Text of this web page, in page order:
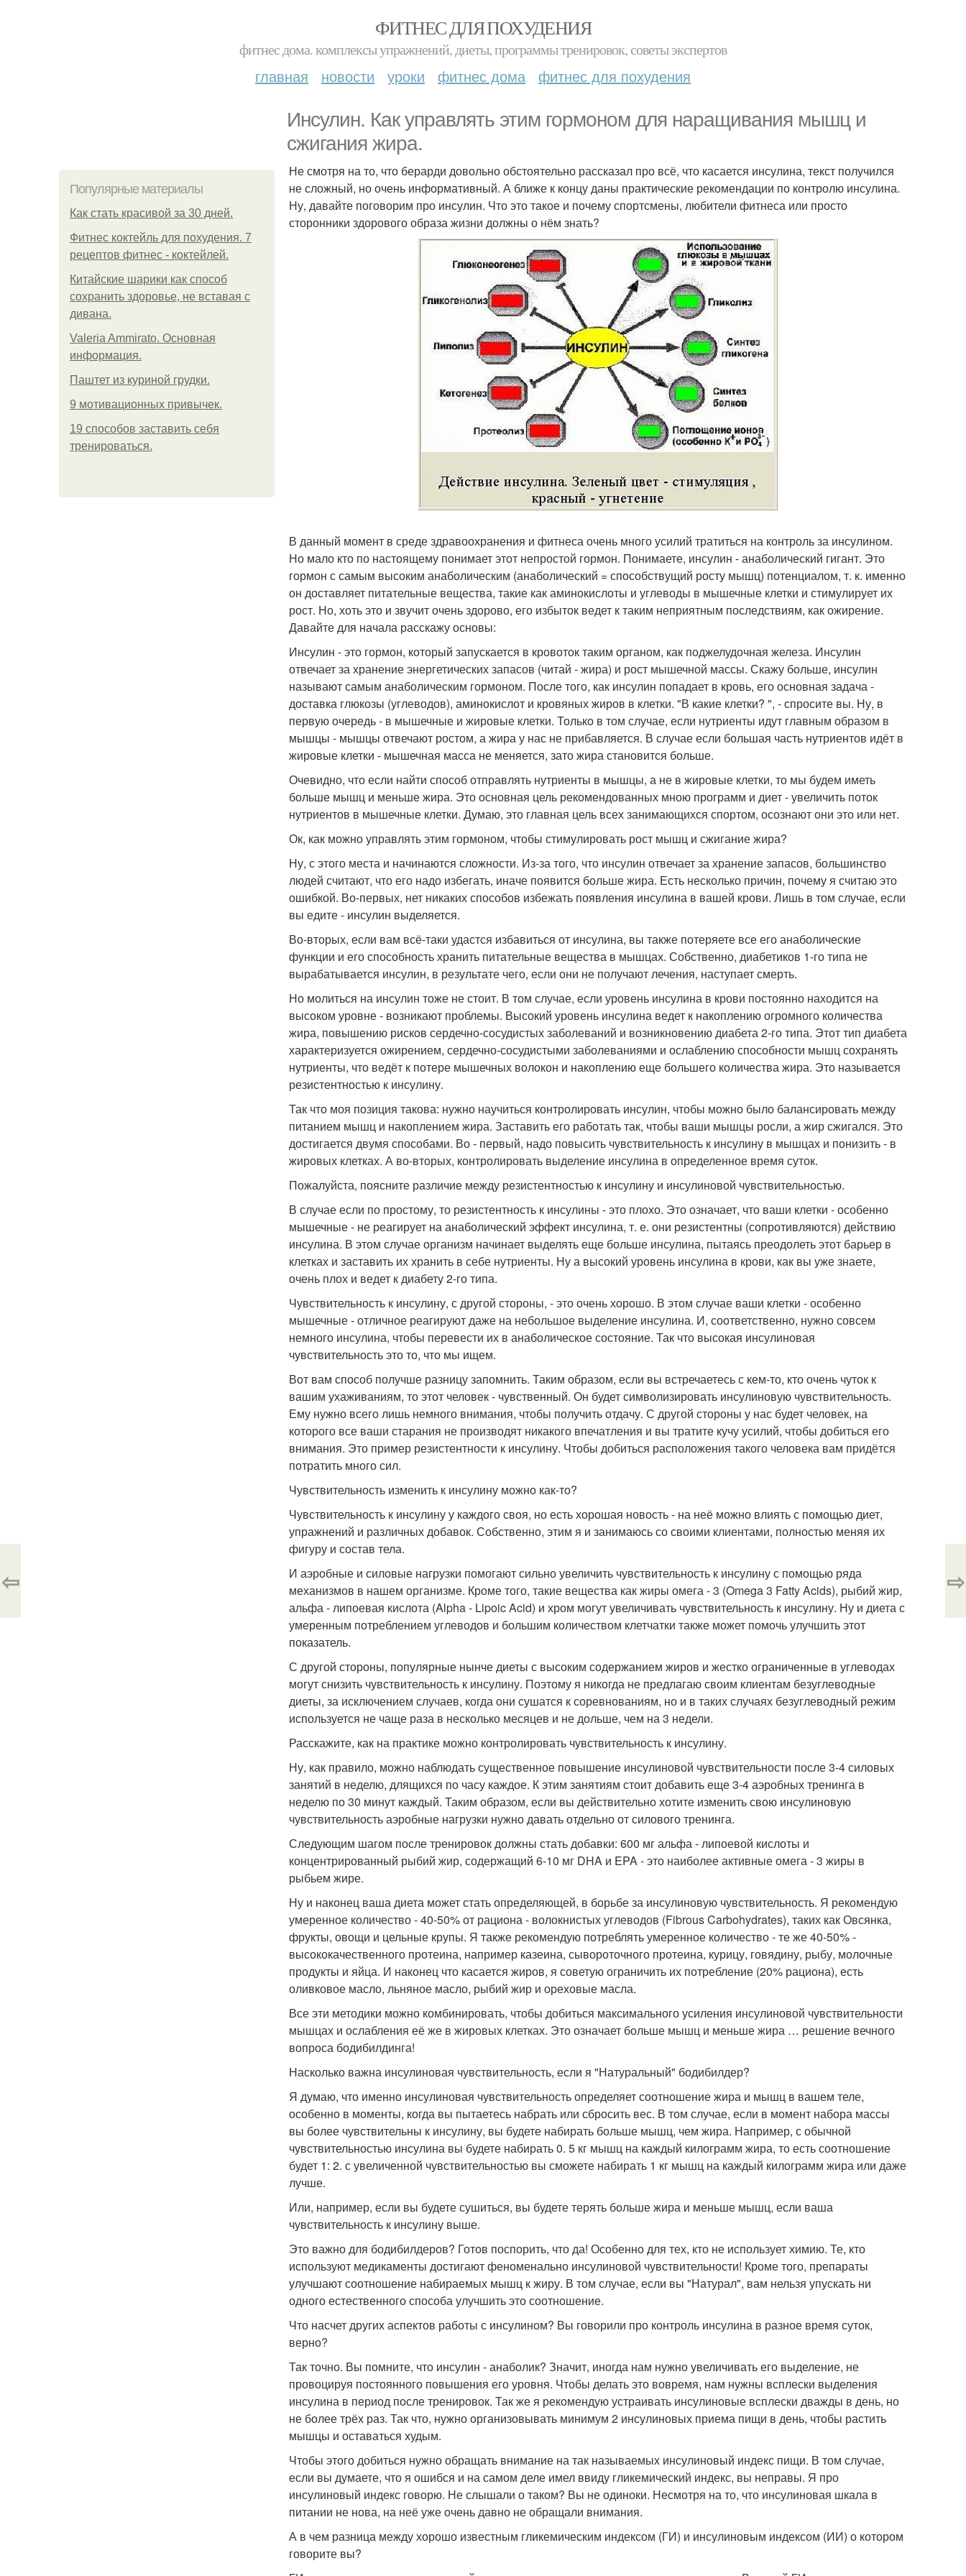
ФИТНЕС ДЛЯ ПОХУДЕНИЯ
фитнес дома. комплексы упражнений, диеты, программы тренировок, советы экспертов
главная новости уроки фитнес дома фитнес для похудения
Инсулин. Как управлять этим гормоном для наращивания мышц и
сжигания жира.
Популярные материалы
Как стать красивой за 30 дней.
Фитнес коктейль для похудения. 7
рецептов фитнес - коктейлей.
Китайские шарики как способ
сохранить здоровье, не вставая с
дивана.
Valeria Ammirato. Основная
информация.
Паштет из куриной грудки.
9 мотивационных привычек.
19 способов заставить себя
тренироваться.
Не смотря на то, что берарди довольно обстоятельно рассказал про всё, что касается инсулина, текст получился
не сложный, но очень информативный. А ближе к концу даны практические рекомендации по контролю инсулина.
Ну, давайте поговорим про инсулин. Что это такое и почему спортсмены, любители фитнеса или просто
сторонники здорового образа жизни должны о нём знать?
В данный момент в среде здравоохранения и фитнеса очень много усилий тратиться на контроль за инсулином.
Но мало кто по настоящему понимает этот непростой гормон. Понимаете, инсулин - анаболический гигант. Это
гормон с самым высоким анаболическим (анаболический = способствущий росту мышц) потенциалом, т. к. именно
он доставляет питательные вещества, такие как аминокислоты и углеводы в мышечные клетки и стимулирует их
рост. Но, хоть это и звучит очень здорово, его избыток ведет к таким неприятным последствиям, как ожирение.
Давайте для начала расскажу основы:
Инсулин - это гормон, который запускается в кровоток таким органом, как поджелудочная железа. Инсулин
отвечает за хранение энергетических запасов (читай - жира) и рост мышечной массы. Скажу больше, инсулин
называют самым анаболическим гормоном. После того, как инсулин попадает в кровь, его основная задача -
доставка глюкозы (углеводов), аминокислот и кровяных жиров в клетки. "В какие клетки? ", - спросите вы. Ну, в
первую очередь - в мышечные и жировые клетки. Только в том случае, если нутриенты идут главным образом в
мышцы - мышцы отвечают ростом, а жира у нас не прибавляется. В случае если большая часть нутриентов идёт в
жировые клетки - мышечная масса не меняется, зато жира становится больше.
Очевидно, что если найти способ отправлять нутриенты в мышцы, а не в жировые клетки, то мы будем иметь
больше мышц и меньше жира. Это основная цель рекомендованных мною программ и диет - увеличить поток
нутриентов в мышечные клетки. Думаю, это главная цель всех занимающихся спортом, осознают они это или нет.
Ок, как можно управлять этим гормоном, чтобы стимулировать рост мышц и сжигание жира?
Ну, с этого места и начинаются сложности. Из-за того, что инсулин отвечает за хранение запасов, большинство
людей считают, что его надо избегать, иначе появится больше жира. Есть несколько причин, почему я считаю это
ошибкой. Во-первых, нет никаких способов избежать появления инсулина в вашей крови. Лишь в том случае, если
вы едите - инсулин выделяется.
Во-вторых, если вам всё-таки удастся избавиться от инсулина, вы также потеряете все его анаболические
функции и его способность хранить питательные вещества в мышцах. Собственно, диабетиков 1-го типа не
вырабатывается инсулин, в результате чего, если они не получают лечения, наступает смерть.
Но молиться на инсулин тоже не стоит. В том случае, если уровень инсулина в крови постоянно находится на
высоком уровне - возникают проблемы. Высокий уровень инсулина ведет к накоплению огромного количества
жира, повышению рисков сердечно-сосудистых заболеваний и возникновению диабета 2-го типа. Этот тип диабета
характеризуется ожирением, сердечно-сосудистыми заболеваниями и ослаблению способности мышц сохранять
нутриенты, что ведёт к потере мышечных волокон и накоплению еще большего количества жира. Это называется
резистентностью к инсулину.
Так что моя позиция такова: нужно научиться контролировать инсулин, чтобы можно было балансировать между
питанием мышц и накоплением жира. Заставить его работать так, чтобы ваши мышцы росли, а жир сжигался. Это
достигается двумя способами. Во - первый, надо повысить чувствительность к инсулину в мышцах и понизить - в
жировых клетках. А во-вторых, контролировать выделение инсулина в определенное время суток.
Пожалуйста, поясните различие между резистентностью к инсулину и инсулиновой чувствительностью.
В случае если по простому, то резистентность к инсулины - это плохо. Это означает, что ваши клетки - особенно
мышечные - не реагирует на анаболический эффект инсулина, т. е. они резистентны (сопротивляются) действию
инсулина. В этом случае организм начинает выделять еще больше инсулина, пытаясь преодолеть этот барьер в
клетках и заставить их хранить в себе нутриенты. Ну а высокий уровень инсулина в крови, как вы уже знаете,
очень плох и ведет к диабету 2-го типа.
Чувствительность к инсулину, с другой стороны, - это очень хорошо. В этом случае ваши клетки - особенно
мышечные - отличное реагируют даже на небольшое выделение инсулина. И, соответственно, нужно совсем
немного инсулина, чтобы перевести их в анаболическое состояние. Так что высокая инсулиновая
чувствительность это то, что мы ищем.
Вот вам способ получше разницу запомнить. Таким образом, если вы встречаетесь с кем-то, кто очень чуток к
вашим ухаживаниям, то этот человек - чувственный. Он будет символизировать инсулиновую чувствительность.
Ему нужно всего лишь немного внимания, чтобы получить отдачу. С другой стороны у нас будет человек, на
которого все ваши старания не производят никакого впечатления и вы тратите кучу усилий, чтобы добиться его
внимания. Это пример резистентности к инсулину. Чтобы добиться расположения такого человека вам придётся
потратить много сил.
Чувствительность изменить к инсулину можно как-то?
Чувствительность к инсулину у каждого своя, но есть хорошая новость - на неё можно влиять с помощью диет,
упражнений и различных добавок. Собственно, этим я и занимаюсь со своими клиентами, полностью меняя их
фигуру и состав тела.
И аэробные и силовые нагрузки помогают сильно увеличить чувствительность к инсулину с помощью ряда
механизмов в нашем организме. Кроме того, такие вещества как жиры омега - 3 (Omega 3 Fatty Acids), рыбий жир,
альфа - липоевая кислота (Alpha - Lipoic Acid) и хром могут увеличивать чувствительность к инсулину. Ну и диета с
умеренным потреблением углеводов и большим количеством клетчатки также может помочь улучшить этот
показатель.
С другой стороны, популярные нынче диеты с высоким содержанием жиров и жестко ограниченные в углеводах
могут снизить чувствительность к инсулину. Поэтому я никогда не предлагаю своим клиентам безуглеводные
диеты, за исключением случаев, когда они сушатся к соревнованиям, но и в таких случаях безуглеводный режим
используется не чаще раза в несколько месяцев и не дольше, чем на 3 недели.
Расскажите, как на практике можно контролировать чувствительность к инсулину.
Ну, как правило, можно наблюдать существенное повышение инсулиновой чувствительности после 3-4 силовых
занятий в неделю, длящихся по часу каждое. К этим занятиям стоит добавить еще 3-4 аэробных тренинга в
неделю по 30 минут каждый. Таким образом, если вы действительно хотите изменить свою инсулиновую
чувствительность аэробные нагрузки нужно давать отдельно от силового тренинга.
Следующим шагом после тренировок должны стать добавки: 600 мг альфа - липоевой кислоты и
концентрированный рыбий жир, содержащий 6-10 мг DHA и EPA - это наиболее активные омега - 3 жиры в
рыбьем жире.
Ну и наконец ваша диета может стать определяющей, в борьбе за инсулиновую чувствительность. Я рекомендую
умеренное количество - 40-50% от рациона - волокнистых углеводов (Fibrous Carbohydrates), таких как Овсянка,
фрукты, овощи и цельные крупы. Я также рекомендую потреблять умеренное количество - те же 40-50% -
высококачественного протеина, например казеина, сывороточного протеина, курицу, говядину, рыбу, молочные
продукты и яйца. И наконец что касается жиров, я советую ограничить их потребление (20% рациона), есть
оливковое масло, льняное масло, рыбий жир и ореховые масла.
Все эти методики можно комбинировать, чтобы добиться максимального усиления инсулиновой чувствительности
мышцах и ослабления её же в жировых клетках. Это означает больше мышц и меньше жира … решение вечного
вопроса бодибилдинга!
Насколько важна инсулиновая чувствительность, если я "Натуральный" бодибилдер?
Я думаю, что именно инсулиновая чувствительность определяет соотношение жира и мышц в вашем теле,
особенно в моменты, когда вы пытаетесь набрать или сбросить вес. В том случае, если в момент набора массы
вы более чувствительны к инсулину, вы будете набирать больше мышц, чем жира. Например, с обычной
чувствительностью инсулина вы будете набирать 0. 5 кг мышц на каждый килограмм жира, то есть соотношение
будет 1: 2. с увеличенной чувствительностью вы сможете набирать 1 кг мышц на каждый килограмм жира или даже
лучше.
Или, например, если вы будете сушиться, вы будете терять больше жира и меньше мышц, если ваша
чувствительность к инсулину выше.
Это важно для бодибилдеров? Готов поспорить, что да! Особенно для тех, кто не использует химию. Те, кто
используют медикаменты достигают феноменально инсулиновой чувствительности! Кроме того, препараты
улучшают соотношение набираемых мышц к жиру. В том случае, если вы "Натурал", вам нельзя упускать ни
одного естественного способа улучшить это соотношение.
Что насчет других аспектов работы с инсулином? Вы говорили про контроль инсулина в разное время суток,
верно?
Так точно. Вы помните, что инсулин - анаболик? Значит, иногда нам нужно увеличивать его выделение, не
провоцируя постоянного повышения его уровня. Чтобы делать это вовремя, нам нужны всплески выделения
инсулина в период после тренировок. Так же я рекомендую устраивать инсулиновые всплески дважды в день, но
не более трёх раз. Так что, нужно организовывать минимум 2 инсулиновых приема пищи в день, чтобы растить
мышцы и оставаться худым.
Чтобы этого добиться нужно обращать внимание на так называемых инсулиновый индекс пищи. В том случае,
если вы думаете, что я ошибся и на самом деле имел ввиду гликемический индекс, вы неправы. Я про
инсулиновый индекс говорю. Не слышали о таком? Вы не одиноки. Несмотря на то, что инсулиновая шкала в
питании не нова, на неё уже очень давно не обращали внимания.
А в чем разница между хорошо известным гликемическим индексом (ГИ) и инсулиновым индексом (ИИ) о котором
говорите вы?
⇦ ⇨